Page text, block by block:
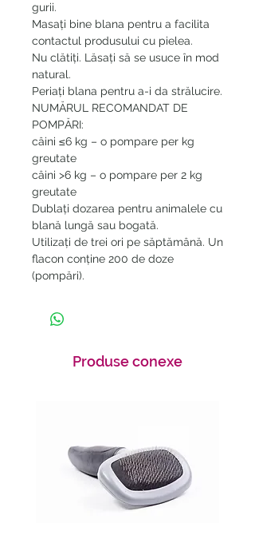
gurii.
Masați bine blana pentru a facilita
contactul produsului cu pielea.
Nu clătiți. Lăsați să se usuce în mod
natural.
Periați blana pentru a-i da strălucire.
NUMĂRUL RECOMANDAT DE
POMPĂRI:
câini ≤6 kg – o pompare per kg
greutate
câini >6 kg – o pompare per 2 kg
greutate
Dublați dozarea pentru animalele cu
blană lungă sau bogată.
Utilizați de trei ori pe săptămână. Un
flacon conține 200 de doze
(pompări).
Produse conexe